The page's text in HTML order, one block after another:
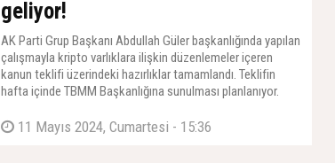
geliyor!
AK Parti Grup Başkanı Abdullah Güler başkanlığında yapılan
çalışmayla kripto varlıklara ilişkin düzenlemeler içeren
kanun teklifi üzerindeki hazırlıklar tamamlandı. Teklifin
hafta içinde TBMM Başkanlığına sunulması planlanıyor.
11 Mayıs 2024, Cumartesi - 15:36